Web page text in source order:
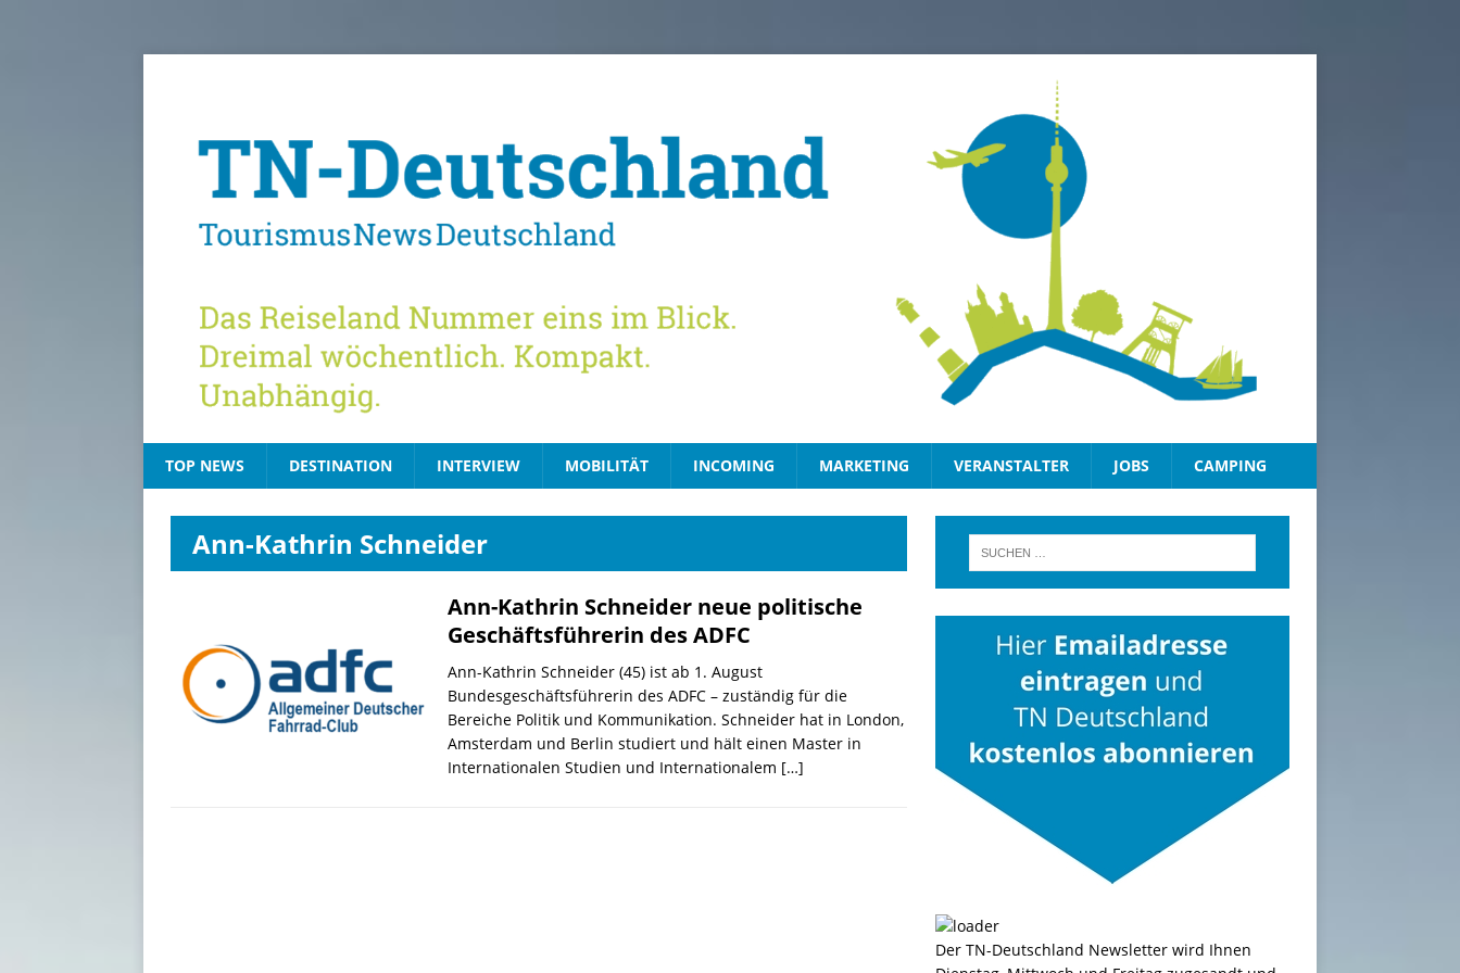
TOP NEWS DESTINATION INTERVIEW MOBILITÄT INCOMING MARKETING VERANSTALTER JOBS CAMPING
Ann-Kathrin Schneider
Ann-Kathrin Schneider neue politische
Geschäftsführerin des ADFC
Ann-Kathrin Schneider (45) ist ab 1. August
Bundesgeschäftsführerin des ADFC – zuständig für die
Bereiche Politik und Kommunikation. Schneider hat in London,
Amsterdam und Berlin studiert und hält einen Master in
Internationalen Studien und Internationalem […]
Der TN-Deutschland Newsletter wird Ihnen